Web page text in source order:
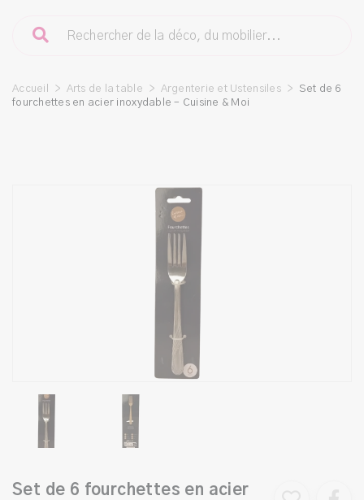
Accueil > Arts de la table > Argenterie et Ustensiles >
Set de 6
fourchettes en acier inoxydable – Cuisine & Moi
Set de 6 fourchettes en acier